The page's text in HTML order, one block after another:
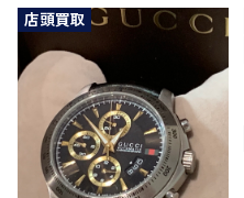
店頭買取